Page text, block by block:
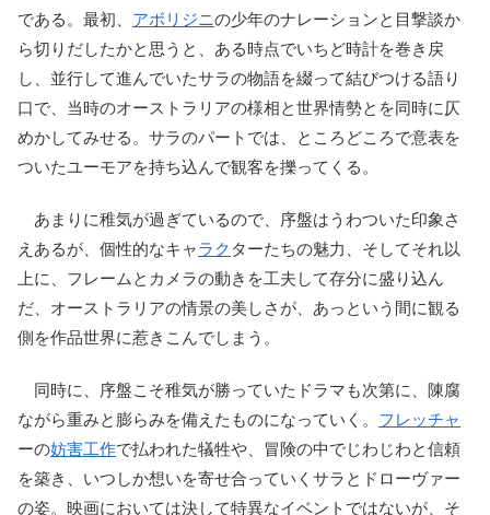
である。最初、 アボリジニの少年のナレーションと目撃談か
ら切りだしたかと思うと、ある時点でいちど時計を巻き戻
し、並行して進んでいたサラの物語を綴って結びつける語り
口で、当時のオーストラリアの様相と世界情勢とを同時に仄
めかしてみせる。サラのパートでは、ところどころで意表を
ついたユーモアを持ち込んで観客を擽ってくる。
あまりに稚気が過ぎているので、序盤はうわついた印象さ
えあるが、個性的なキャラク ターたちの魅力、そしてそれ以
上に、フレームとカメラの動きを工夫して存分に盛り込ん
だ、オーストラリアの情景の美しさが、あっという間に観る
側を作品世界に惹きこんでしまう。
同時に、序盤こそ稚気が勝っていたドラマも次第に、陳腐
ながら重みと膨らみを備えたものになっていく。 フレッチャ
ーの妨害工作で払われた犠牲や、冒険の中でじわじわと信頼
を築き、いつしか想いを寄せ合っていくサラとドローヴァー
の姿。映画においては決して特異なイベントではないが、そ